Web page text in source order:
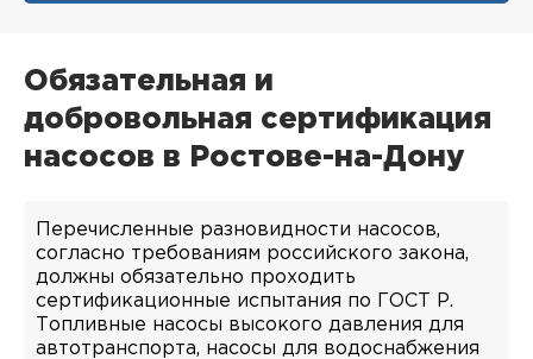
Обязательная и
добровольная сертификация
насосов в Ростове-на-Дону
Перечисленные разновидности насосов,
согласно требованиям российского закона,
должны обязательно проходить
сертификационные испытания по ГОСТ Р.
Топливные насосы высокого давления для
автотранспорта, насосы для водоснабжения